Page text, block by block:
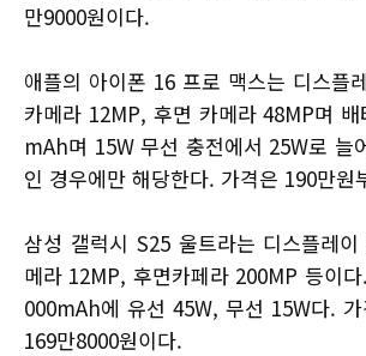
만9000원이다.
애플의 아이폰 16 프로 맥스는 디스플
카메라 12MP, 후면 카메라 48MP며
mAh며 15W 무선 충전에서 25W로 늘
인 경우에만 해당한다. 가격은 190만원
삼성 갤럭시 S25 울트라는 디스플레
메라 12MP, 후면카페라 200MP 등이
000mAh에 유선 45W, 무선 15W다.
169만8000원이다.